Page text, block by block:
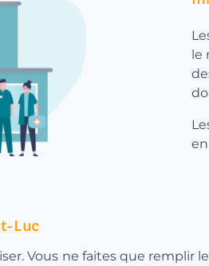
le
Luc
Vous ne faites que remplir